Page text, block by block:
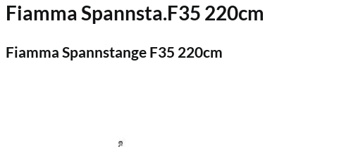
Fiamma Spannsta.F35 220cm
Fiamma Spannstange F35 220cm